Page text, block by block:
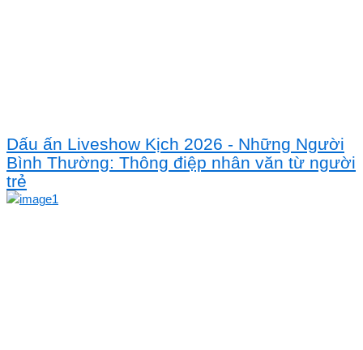
Dấu ấn Liveshow Kịch 2026 - Những Người
Bình Thường: Thông điệp nhân văn từ người
trẻ